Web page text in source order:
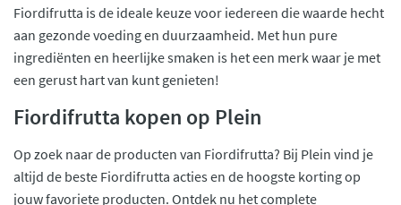
Fiordifrutta is de ideale keuze voor iedereen die waarde hecht
aan gezonde voeding en duurzaamheid. Met hun pure
ingrediënten en heerlijke smaken is het een merk waar je met
een gerust hart van kunt genieten!
Fiordifrutta kopen op Plein
Op zoek naar de producten van Fiordifrutta? Bij Plein vind je
altijd de beste Fiordifrutta acties en de hoogste korting op
jouw favoriete producten. Ontdek nu het complete